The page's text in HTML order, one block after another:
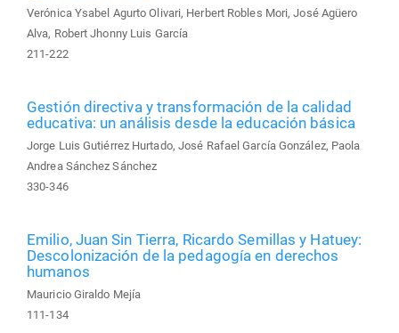
Verónica Ysabel Agurto Olivari, Herbert Robles Mori, José Agüero
Alva, Robert Jhonny Luis García
211-222
Gestión directiva y transformación de la calidad
educativa: un análisis desde la educación básica
Jorge Luis Gutiérrez Hurtado, José Rafael García González, Paola
Andrea Sánchez Sánchez
330-346
Emilio, Juan Sin Tierra, Ricardo Semillas y Hatuey:
Descolonización de la pedagogía en derechos
humanos
Mauricio Giraldo Mejía
111-134